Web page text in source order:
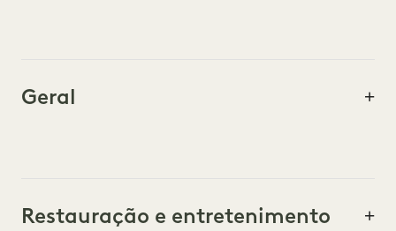
Geral
Restauração e entretenimento